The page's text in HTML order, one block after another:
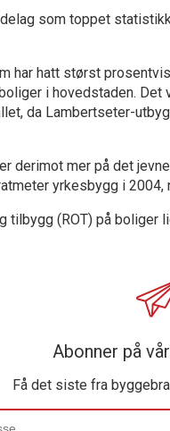
som toppet
har hatt størst
i hovedstaden. Det
da Lambertseter-
derimot mer på det
yrkesbygg i
tilbygg (ROT) på
Abonner på
Få det siste fra